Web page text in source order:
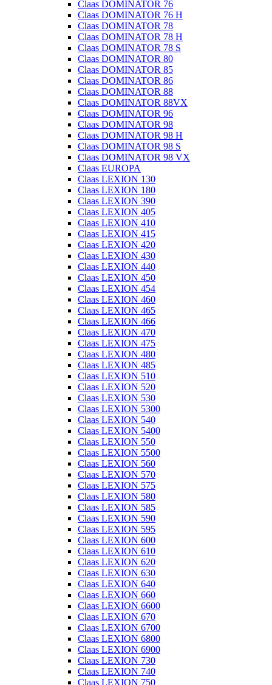
Claas DOMINATOR 76
Claas DOMINATOR 76 H
Claas DOMINATOR 78
Claas DOMINATOR 78 H
Claas DOMINATOR 78 S
Claas DOMINATOR 80
Claas DOMINATOR 85
Claas DOMINATOR 86
Claas DOMINATOR 88
Claas DOMINATOR 88VX
Claas DOMINATOR 96
Claas DOMINATOR 98
Claas DOMINATOR 98 H
Claas DOMINATOR 98 S
Claas DOMINATOR 98 VX
Claas EUROPA
Claas LEXION 130
Claas LEXION 180
Claas LEXION 390
Claas LEXION 405
Claas LEXION 410
Claas LEXION 415
Claas LEXION 420
Claas LEXION 430
Claas LEXION 440
Claas LEXION 450
Claas LEXION 454
Claas LEXION 460
Claas LEXION 465
Claas LEXION 466
Claas LEXION 470
Claas LEXION 475
Claas LEXION 480
Claas LEXION 485
Claas LEXION 510
Claas LEXION 520
Claas LEXION 530
Claas LEXION 5300
Claas LEXION 540
Claas LEXION 5400
Claas LEXION 550
Claas LEXION 5500
Claas LEXION 560
Claas LEXION 570
Claas LEXION 575
Claas LEXION 580
Claas LEXION 585
Claas LEXION 590
Claas LEXION 595
Claas LEXION 600
Claas LEXION 610
Claas LEXION 620
Claas LEXION 630
Claas LEXION 640
Claas LEXION 660
Claas LEXION 6600
Claas LEXION 670
Claas LEXION 6700
Claas LEXION 6800
Claas LEXION 6900
Claas LEXION 730
Claas LEXION 740
Claas LEXION 750